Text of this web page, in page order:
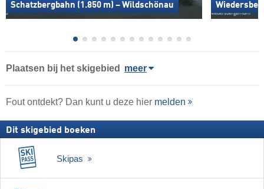
Schatzbergbahn (1.850 m) – Wildschönau
Plaatsen bij het skigebied meer
Fout ontdekt? Dan kunt u deze hier melden
Dit skigebied boeken
Skipas